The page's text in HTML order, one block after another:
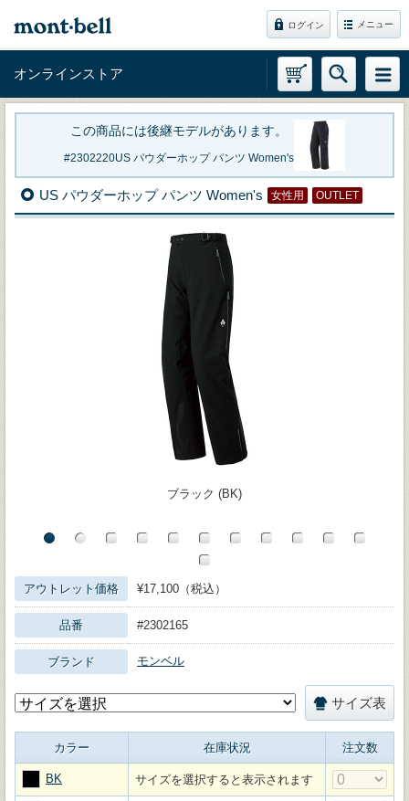
ログイン メニュー
オンラインストア
この商品には後継モデルがあります。
2302220US パウダーホップ パンツ Women's
US パウダーホップ パンツ Women's 女性用 OUTLET
ブラック (BK)
アウトレット価格 ¥17,100（税込）
品番 #2302165
ブランド モンベル
サイズ表
カラー 在庫状況 注文数
BK サイズを選択すると表示されます